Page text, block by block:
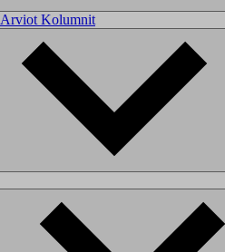
Arviot Kolumnit